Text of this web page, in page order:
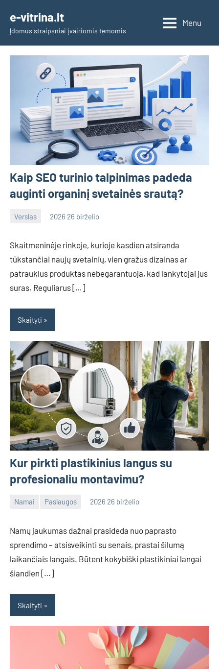
content
e-vitrina.lt
Įdomus straipsniai įvairiomis temomis
Menu
Kaip SEO turinio talpinimas padeda
auginti organinį svetainės srautą?
Verslas 2026 26 birželio
Skaitmeninėje rinkoje, kurioje kasdien atsiranda
tūkstančiai naujų svetainių, vien gražus dizainas ar
patrauklus produktas nebegarantuoja, kad lankytojai jus
suras. Reguliarus […]
Skaityti
Kur pirkti plastikinius langus su
profesionaliu montavimu?
Namai Paslaugos 2026 26 birželio
Namų jaukumas dažnai prasideda nuo paprasto
sprendimo – atsisveikinti su senais, prastai šilumą
laikančiais langais. Būtent kokybiški plastikiniai langai
šiandien […]
Skaityti